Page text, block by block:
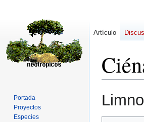
Ir
a
la
Ir
a
la
Artículo
Portada
Proyectos
Especies